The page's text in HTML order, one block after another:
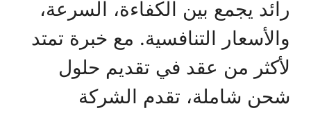
رائد يجمع بين الكفاءة، السرعة،
والأسعار التنافسية. مع خبرة تمتد
لأكثر من عقد في تقديم حلول
شحن شاملة، تقدم الشركة